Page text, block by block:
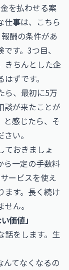
を払わせる案
仕事は、こちら
酬の条件があ
す。3つ目、
きちんとした企
ずです。
ら、最初に5万
談が来たことが
と感じたら、そ
い。
ておきましょ
ら一定の手数料
ービスを使え
ます。長く続け
ん。
価値」
話をします。生
んてなくなるの